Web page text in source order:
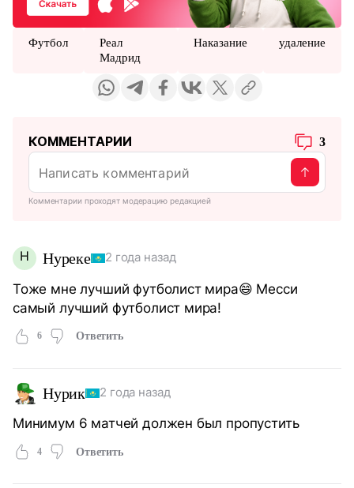
Футбол
Реал
Мадрид
Наказание удаление
КОММЕНТАРИИ 3
Комментарии проходят модерацию редакцией
Н Нуреке 2 года назад
Тоже мне лучший футболист мира😄 Месси
самый лучший футболист мира!
6 Ответить
Нурик 2 года назад
Минимум 6 матчей должен был пропустить
4 Ответить